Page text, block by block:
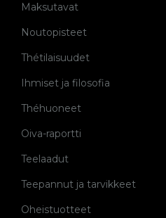
Maksutavat
Noutopisteet
Thétilaisuudet
Ihmiset ja filosofia
Théhuoneet
Oiva-raportti
Teelaadut
Teepannut ja tarvikkeet
Oheistuotteet